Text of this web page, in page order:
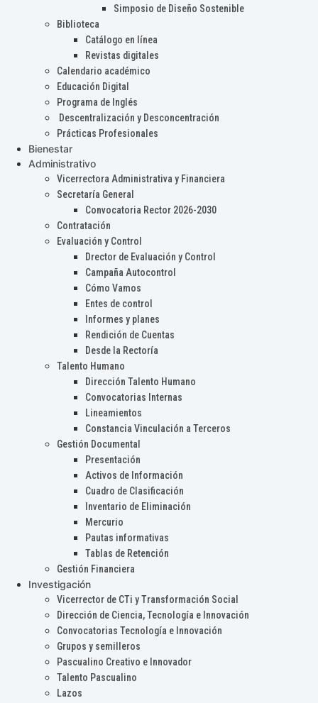
Simposio de Diseño Sostenible
Biblioteca
Catálogo en línea
Revistas digitales
Calendario académico
Educación Digital
Programa de Inglés
Descentralización y Desconcentración
Prácticas Profesionales
Bienestar
Administrativo
Vicerrectora Administrativa y Financiera
Secretaría General
Convocatoria Rector 2026-2030
Contratación
Evaluación y Control
Drector de Evaluación y Control
Campaña Autocontrol
Cómo Vamos
Entes de control
Informes y planes
Rendición de Cuentas
Desde la Rectoría
Talento Humano
Dirección Talento Humano
Convocatorias Internas
Lineamientos
Constancia Vinculación a Terceros
Gestión Documental
Presentación
Activos de Información
Cuadro de Clasificación
Inventario de Eliminación
Mercurio
Pautas informativas
Tablas de Retención
Gestión Financiera
Investigación
Vicerrector de CTi y Transformación Social
Dirección de Ciencia, Tecnología e Innovación
Convocatorias Tecnología e Innovación
Grupos y semilleros
Pascualino Creativo e Innovador
Talento Pascualino
Lazos